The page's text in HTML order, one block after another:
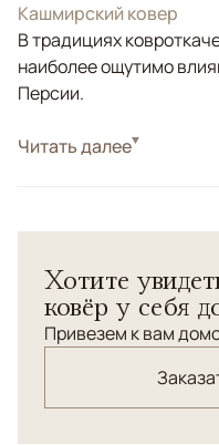
Кашмирский ковер
В традициях
наиболее ощутимо
Персии.
СтильКлассические
великолепном
Читать далее
Хотите
ковёр у себя
Привезем к вам